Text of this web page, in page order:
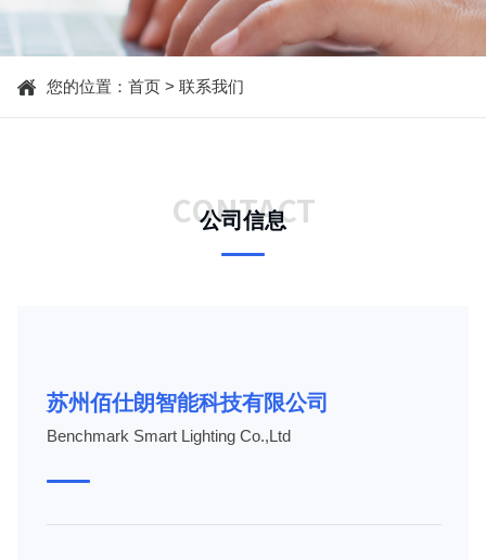
您的位置： 首页> 联系我们
CONTACT
公司信息
苏州佰仕朗智能科技有限公司
Benchmark Smart Lighting Co.,Ltd